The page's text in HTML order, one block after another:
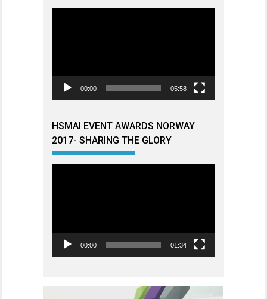
00:00 05:58
HSMAI EVENT AWARDS NORWAY
2017- SHARING THE GLORY
00:00 01:34